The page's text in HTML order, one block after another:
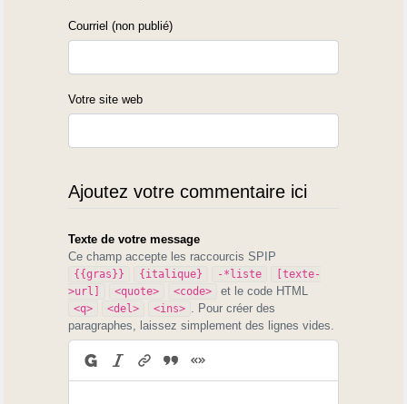
Courriel (non publié)
Votre site web
Ajoutez votre commentaire ici
Texte de votre message
Ce champ accepte les raccourcis SPIP
{{gras}} {italique} -*liste
[texte-
>url]
<quote> <code> et le code HTML
<q> <del> <ins>
. Pour créer des
paragraphes, laissez simplement des lignes vides.